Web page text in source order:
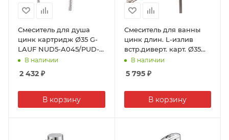
Смеситель для душа
цинк картридж Ø35 G-
LAUF NUD5-A045/PUD-
5045 (1/10)
В наличии
2 432 ₽
В корзину
Смеситель для ванны
цинк длин. L-излив
встр.диверт. карт. Ø35
графит G-LAUF NUD7-
В наличии
5 795₽
В корзину